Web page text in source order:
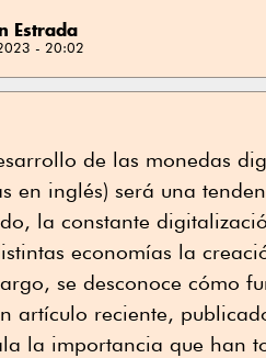
Estrada
- 20:02
de las monedas
en inglés) será una
la constante
economías la
se desconoce cómo
artículo reciente,
la importancia que han